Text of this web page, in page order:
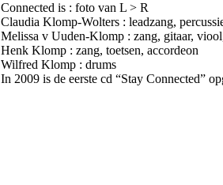
Connected is : foto van L > R
Claudia Klomp-Wolters : leadzang,
Melissa v Uuden-Klomp : zang, gitaar,
Henk Klomp : zang, toetsen, accordeon
Wilfred Klomp : drums
In 2009 is de eerste cd “Stay Connected”